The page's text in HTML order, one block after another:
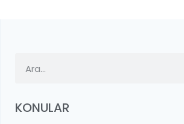
KONULAR